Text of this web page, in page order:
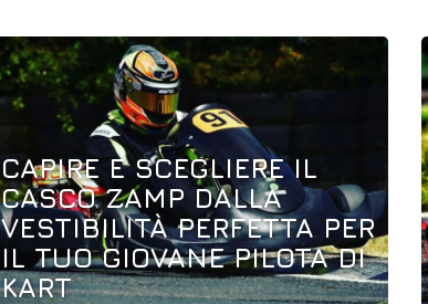
CAPIRE E SCEGLIERE IL
CASCO ZAMP DALLA
VESTIBILITÀ PERFETTA PER
IL TUO GIOVANE PILOTA DI
KART